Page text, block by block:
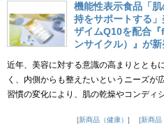
機能性表示食品「
持をサポートする
ザイムQ10を配合
ンサイクル）』が
近年、美容に対する意識の高まりととも
く、内側からも整えたいというニーズが
習慣の変化により、肌の乾燥やコンデ
新商品（健康）
新商品